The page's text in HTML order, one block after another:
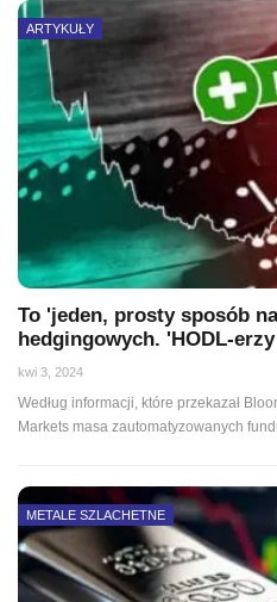
ARTYKUŁY
To 'jeden, prosty sposób
hedgingowych. 'HODL-
kwi 3, 2024
Według informacji, które przekazał
Markets masa zautomatyzowanych
METALE SZLACHETNE